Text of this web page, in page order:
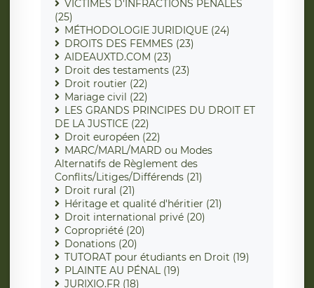
VICTIMES D'INFRACTIONS PENALES
(25)
MÉTHODOLOGIE JURIDIQUE (24)
DROITS DES FEMMES (23)
AIDEAUXTD.COM (23)
Droit des testaments (23)
Droit routier (22)
Mariage civil (22)
LES GRANDS PRINCIPES DU DROIT ET
DE LA JUSTICE (22)
Droit européen (22)
MARC/MARL/MARD ou Modes
Alternatifs de Règlement des
Conflits/Litiges/Différends (21)
Droit rural (21)
Héritage et qualité d'héritier (21)
Droit international privé (20)
Copropriété (20)
Donations (20)
TUTORAT pour étudiants en Droit (19)
PLAINTE AU PÉNAL (19)
JURIXIO.FR (18)